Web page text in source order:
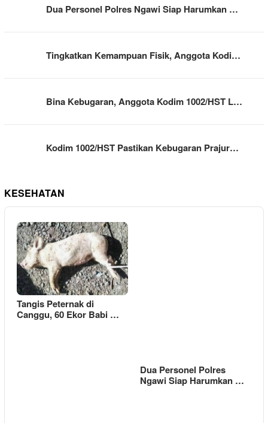
Dua Personel Polres Ngawi Siap Harumkan …
Tingkatkan Kemampuan Fisik, Anggota Kodi…
Bina Kebugaran, Anggota Kodim 1002/HST L…
Kodim 1002/HST Pastikan Kebugaran Prajur…
KESEHATAN
Tangis Peternak di
Canggu, 60 Ekor Babi …
Dua Personel Polres
Ngawi Siap Harumkan …